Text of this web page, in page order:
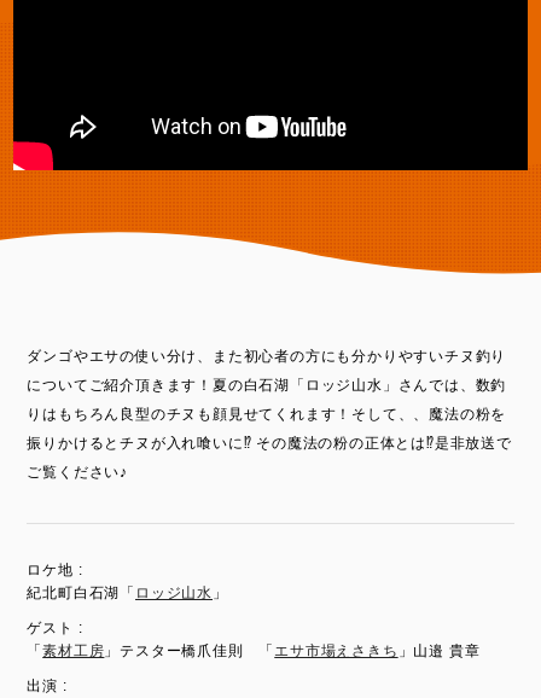
ダンゴやエサの使い分け、また初心者の方にも分かりやすいチヌ釣り
についてご紹介頂きます！夏の白石湖「ロッジ山水」さんでは、数釣
りはもちろん良型のチヌも顔見せてくれます！そして、、魔法の粉を
振りかけるとチヌが入れ喰いに⁉︎ その魔法の粉の正体とは⁉︎是非放送で
ご覧ください♪
ロケ地 :
紀北町白石湖「 ロッジ山水 」
ゲスト :
「素材工房 」テスター橋爪佳則 「 エサ市場えさきち 」山邉 貴章
出演 :